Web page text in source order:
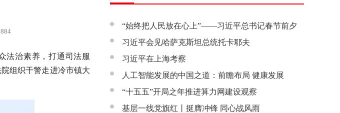
法治素养，打通司法服
组织干警走进冷市镇大
“始终把人民放在心上”——习近平总书记春节前夕
赴辽宁看望慰问基层干部群众纪实
习近平会见哈萨克斯坦总统托卡耶夫
习近平在上海考察
人工智能发展的中国之道：前瞻布局 健康发展
“十五五”开局之年推进算力网建设观察
基层一线党旗红丨挺膺冲锋 同心战风雨